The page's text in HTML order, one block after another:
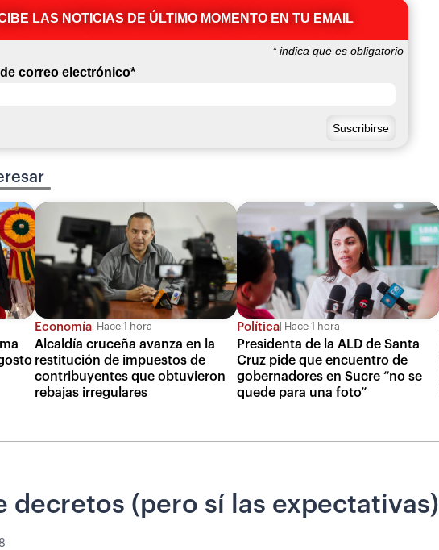
LAS NOTICIAS DE ÚLTIMO MOMENTO EN TU EMAIL
*indica que es obligatorio
correo electrónico*
Economía Hace 1 hora
Alcaldía cruceña avanza en la
restitución de impuestos de
contribuyentes que obtuvieron
rebajas irregulares
Política Hace 1 hora
Presidenta de la ALD de Santa
Cruz pide que encuentro de
gobernadores en Sucre “no se
quede para una foto”
decretos (pero sí las expectativas)